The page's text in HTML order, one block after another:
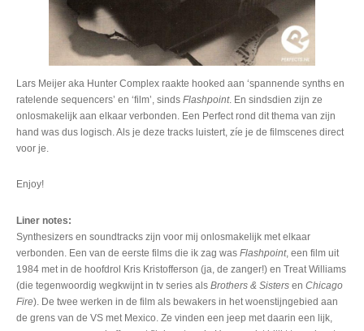
Lars Meijer aka Hunter Complex raakte hooked aan ‘spannende synths en
ratelende sequencers’ en ‘film’, sinds Flashpoint. En sindsdien zijn ze
onlosmakelijk aan elkaar verbonden. Een Perfect rond dit thema van zijn
hand was dus logisch. Als je deze tracks luistert, zíe je de filmscenes direct
voor je.
Enjoy!
Liner notes:
Synthesizers en soundtracks zijn voor mij onlosmakelijk met elkaar
verbonden. Een van de eerste films die ik zag was Flashpoint, een film uit
1984 met in de hoofdrol Kris Kristofferson (ja, de zanger!) en Treat Williams
(die tegenwoordig wegkwijnt in tv series als Brothers & Sisters en Chicago
Fire). De twee werken in de film als bewakers in het woenstijngebied aan
de grens van de VS met Mexico. Ze vinden een jeep met daarin een lijk,